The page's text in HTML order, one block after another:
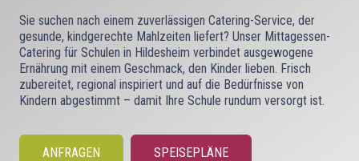
Sie suchen nach einem zuverlässigen Catering-Service, der
gesunde, kindgerechte Mahlzeiten liefert? Unser Mittagessen-
Catering für Schulen in Hildesheim verbindet ausgewogene
Ernährung mit einem Geschmack, den Kinder lieben. Frisch
zubereitet, regional inspiriert und auf die Bedürfnisse von
Kindern abgestimmt – damit Ihre Schule rundum versorgt ist.
ANFRAGEN SPEISEPLÄNE